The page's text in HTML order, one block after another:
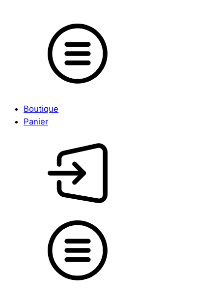
Boutique
Panier